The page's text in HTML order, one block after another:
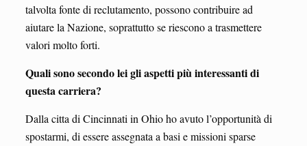
talvolta fonte di reclutamento, possono contribuire ad
aiutare la Nazione, soprattutto se riescono a trasmettere
valori molto forti.
Quali sono secondo lei gli aspetti più interessanti di
questa carriera?
Dalla citta di Cincinnati in Ohio ho avuto l’opportunità di
spostarmi, di essere assegnata a basi e missioni sparse